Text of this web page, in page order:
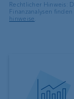
Rechtlicher Hinweis:
Finanzanalysen
hinweise